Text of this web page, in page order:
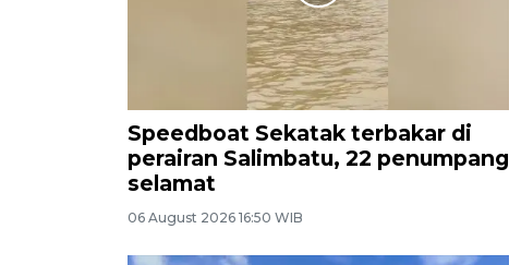
Speedboat Sekatak terbakar di
perairan Salimbatu, 22 penumpang
selamat
06 August 2026 16:50 WIB